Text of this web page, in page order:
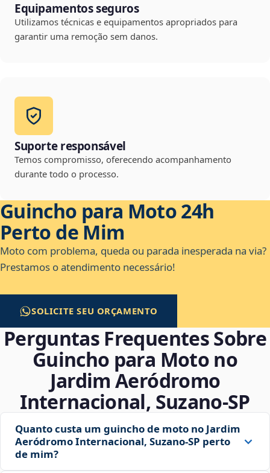
Equipamentos seguros
Utilizamos técnicas e equipamentos apropriados para
garantir uma remoção sem danos.
Suporte responsável
Temos compromisso, oferecendo acompanhamento
durante todo o processo.
Guincho para Moto 24h
Perto de Mim
Moto com problema, queda ou parada inesperada na via?
Prestamos o atendimento necessário!
SOLICITE SEU ORÇAMENTO
Perguntas Frequentes Sobre
Guincho para Moto no
Jardim Aeródromo
Internacional, Suzano‑SP
Quanto custa um guincho de moto no Jardim
Aeródromo Internacional, Suzano‑SP perto
de mim?